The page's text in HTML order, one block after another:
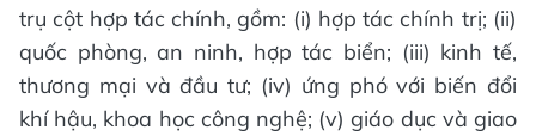
trụ cột hợp tác chính, gồm: (i) hợp tác chính trị; (ii)
quốc phòng, an ninh, hợp tác biển; (iii) kinh tế,
thương mại và đầu tư; (iv) ứng phó với biến đổi
khí hậu, khoa học công nghệ; (v) giáo dục và giao